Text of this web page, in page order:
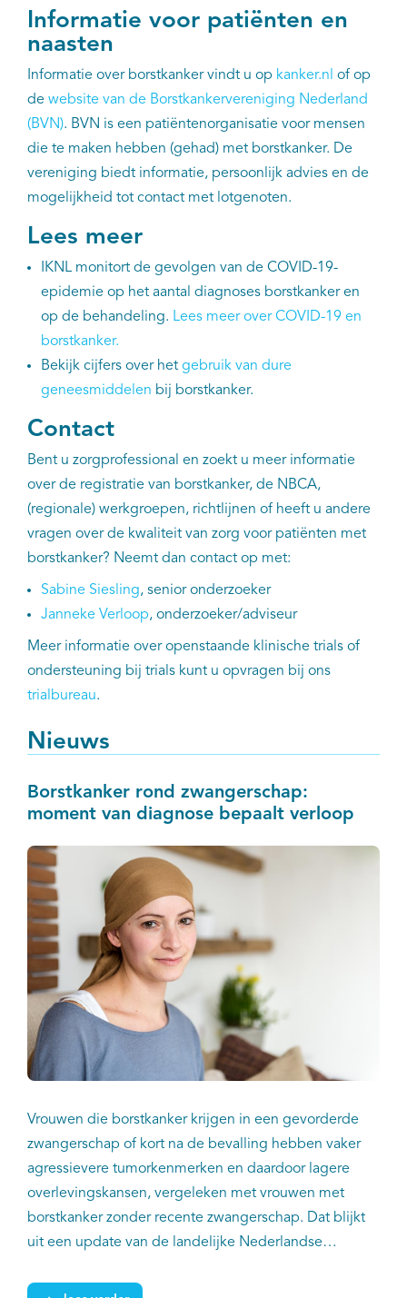
EN
Informatie voor patiënten en
naasten
Informatie over borstkanker vindt u op kanker.nl of op
de website van de Borstkankervereniging Nederland
(BVN). BVN is een patiëntenorganisatie voor mensen
die te maken hebben (gehad) met borstkanker. De
vereniging biedt informatie, persoonlijk advies en de
mogelijkheid tot contact met lotgenoten.
Lees meer
IKNL monitort de gevolgen van de COVID-19-
epidemie op het aantal diagnoses borstkanker en
op de behandeling. Lees meer over COVID-19 en
borstkanker.
Bekijk cijfers over het gebruik van dure
geneesmiddelen bij borstkanker.
Contact
Bent u zorgprofessional en zoekt u meer informatie
over de registratie van borstkanker, de NBCA,
(regionale) werkgroepen, richtlijnen of heeft u andere
vragen over de kwaliteit van zorg voor patiënten met
borstkanker? Neemt dan contact op met:
Sabine Siesling, senior onderzoeker
Janneke Verloop, onderzoeker/adviseur
Meer informatie over openstaande klinische trials of
ondersteuning bij trials kunt u opvragen bij ons
trialbureau.
Nieuws
Borstkanker rond zwangerschap:
moment van diagnose bepaalt verloop
Vrouwen die borstkanker krijgen in een gevorderde
zwangerschap of kort na de bevalling hebben vaker
agressievere tumorkenmerken en daardoor lagere
overlevingskansen, vergeleken met vrouwen met
borstkanker zonder recente zwangerschap. Dat blijkt
uit een update van de landelijke Nederlandse
cohortstudie, uitgevoerd door onderzoekers van UMC